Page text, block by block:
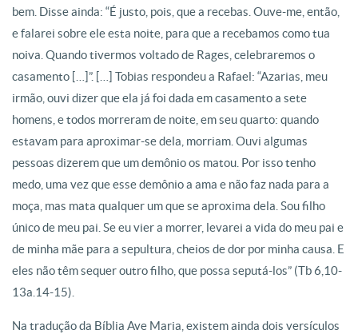
bem. Disse ainda: “É justo, pois, que a recebas. Ouve-me, então,
e falarei sobre ele esta noite, para que a recebamos como tua
noiva. Quando tivermos voltado de Rages, celebraremos o
casamento […]”. […] Tobias respondeu a Rafael: “Azarias, meu
irmão, ouvi dizer que ela já foi dada em casamento a sete
homens, e todos morreram de noite, em seu quarto: quando
estavam para aproximar-se dela, morriam. Ouvi algumas
pessoas dizerem que um demônio os matou. Por isso tenho
medo, uma vez que esse demônio a ama e não faz nada para a
moça, mas mata qualquer um que se aproxima dela. Sou filho
único de meu pai. Se eu vier a morrer, levarei a vida do meu pai e
de minha mãe para a sepultura, cheios de dor por minha causa. E
eles não têm sequer outro filho, que possa seputá-los” (Tb 6,10-
13a.14-15).
Na tradução da Bíblia Ave Maria, existem ainda dois versículos